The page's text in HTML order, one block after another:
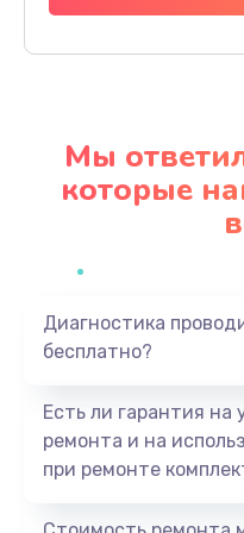
Мы
которые
Диагностика
бесплатно?
Есть ли гарантия на
ремонта и на
при ремонте